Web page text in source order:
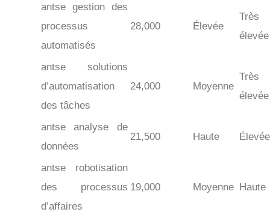
antse gestion des
processus
automatisés
28,000 Élevée
Très
élevée
antse solutions
d’automatisation
des tâches
24,000 Moyenne
Très
élevée
antse analyse de
données
21,500 Haute Élevée
antse robotisation
des processus
d’affaires
19,000 Moyenne Haute